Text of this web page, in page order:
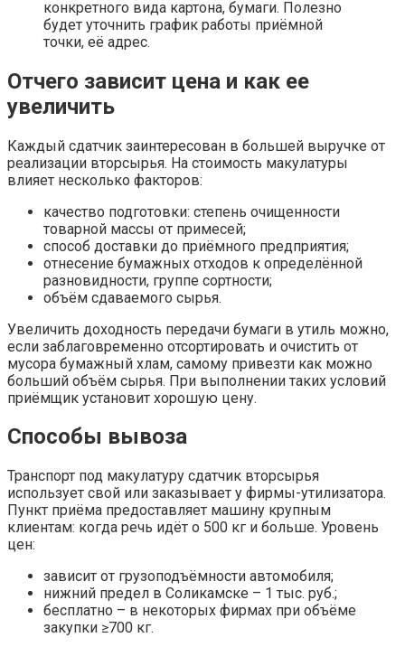
конкретного вида картона, бумаги. Полезно
будет уточнить график работы приёмной
точки, её адрес.
Отчего зависит цена и как ее
увеличить
Каждый сдатчик заинтересован в большей выручке от
реализации вторсырья. На стоимость макулатуры
влияет несколько факторов:
качество подготовки: степень очищенности
товарной массы от примесей;
способ доставки до приёмного предприятия;
отнесение бумажных отходов к определённой
разновидности, группе сортности;
объём сдаваемого сырья.
Увеличить доходность передачи бумаги в утиль можно,
если заблаговременно отсортировать и очистить от
мусора бумажный хлам, самому привезти как можно
больший объём сырья. При выполнении таких условий
приёмщик установит хорошую цену.
Способы вывоза
Транспорт под макулатуру сдатчик вторсырья
использует свой или заказывает у фирмы-утилизатора.
Пункт приёма предоставляет машину крупным
клиентам: когда речь идёт о 500 кг и больше. Уровень
цен:
зависит от грузоподъёмности автомобиля;
нижний предел в Соликамске – 1 тыс. руб.;
бесплатно – в некоторых фирмах при объёме
закупки ≥700 кг.